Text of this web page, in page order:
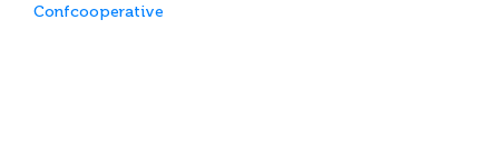
Confcooperative